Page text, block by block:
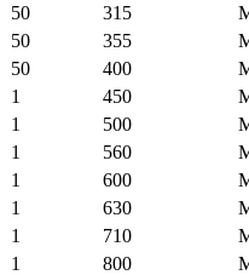
50 315
50 355
50 400
1 450
1 500
1 560
1 600
1 630
1 710
1 800